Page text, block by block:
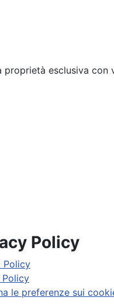
proprietà esclusiva
Policy
Policy
Policy
le preferenze sui